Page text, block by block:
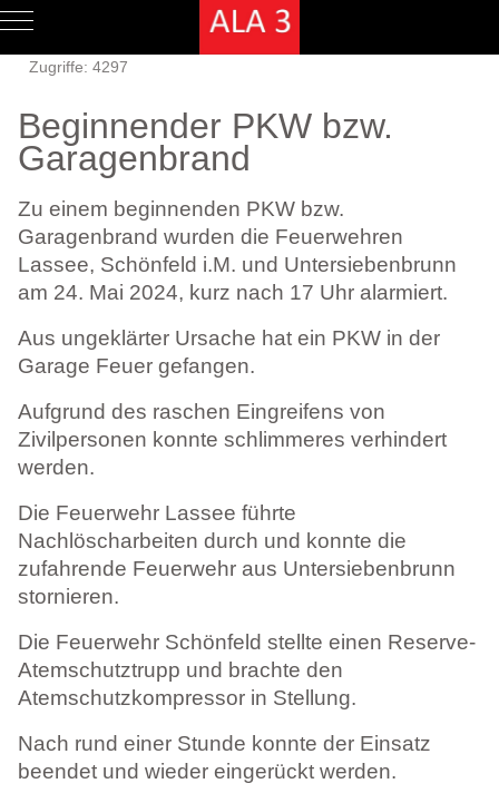
Mobile Menu Toggle
Zugriffe: 4297
Beginnender PKW bzw.
Garagenbrand
Zu einem beginnenden PKW bzw.
Garagenbrand wurden die Feuerwehren
Lassee, Schönfeld i.M. und Untersiebenbrunn
am 24. Mai 2024, kurz nach 17 Uhr alarmiert.
Aus ungeklärter Ursache hat ein PKW in der
Garage Feuer gefangen.
Aufgrund des raschen Eingreifens von
Zivilpersonen konnte schlimmeres verhindert
werden.
Die Feuerwehr Lassee führte
Nachlöscharbeiten durch und konnte die
zufahrende Feuerwehr aus Untersiebenbrunn
stornieren.
Die Feuerwehr Schönfeld stellte einen Reserve-
Atemschutztrupp und brachte den
Atemschutzkompressor in Stellung.
Nach rund einer Stunde konnte der Einsatz
beendet und wieder eingerückt werden.